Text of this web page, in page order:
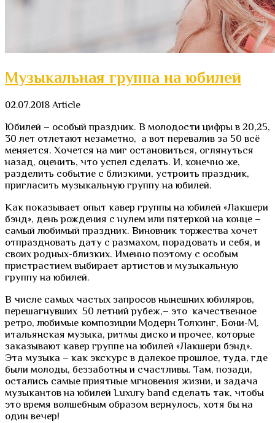
Музыкальная группа на юбилей
02.07.2018 Article
Юбилей – особый праздник. В молодости цифры в 20,25,
30 лет отлетают незаметно, а вот перевалив за 50 всё
меняется. Хочется на миг остановиться, оглянуться
назад, оценить, что успел сделать. И, конечно же,
разделить событие с близкими, устроить праздник,
пригласить музыкальную группу на юбилей.
Как показывает опыт кавер группы на юбилей «Лакшери
бэнд», день рождения с нулем или пятеркой на конце –
самый любимый праздник. Виновник торжества хочет
отпраздновать дату с размахом, порадовать и себя, и
своих родных-близких. Именно поэтому с особым
пристрастием выбирает артистов и музыкальную
группу на юбилей.
В числе самых частых запросов нынешних юбиляров,
перешагнувших 50 летний рубеж,– это качественное
ретро, любимые композиции Модерн Толкинг, Бони-М,
итальянская музыка, ритмы диско и прочее, которые
заказывают кавер группе на юбилей «Лакшери бэнд».
Эта музыка – как экскурс в далекое прошлое, туда, где
были молоды, беззаботны и счастливы. Там, позади,
остались самые приятные мгновения жизни, и задача
музыкантов на юбилей Luxury band сделать так, чтобы
это время волшебным образом вернулось, хотя бы на
один вечер!